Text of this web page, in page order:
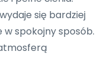
się bardziej
spokojny sposób.